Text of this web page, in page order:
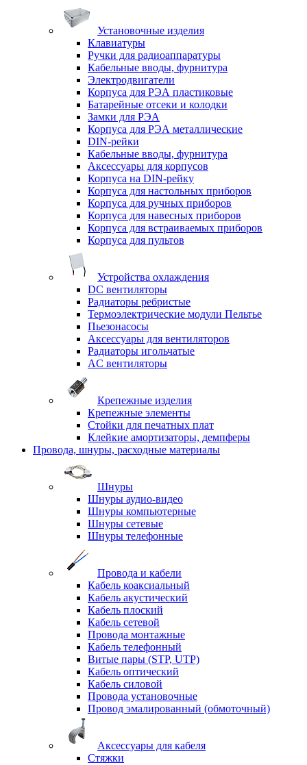
Установочные изделия
Клавиатуры
Ручки для радиоаппаратуры
Кабельные вводы, фурнитура
Электродвигатели
Корпуса для РЭА пластиковые
Батарейные отсеки и колодки
Замки для РЭА
Корпуса для РЭА металлические
DIN-рейки
Кабельные вводы, фурнитура
Аксессуары для корпусов
Корпуса на DIN-рейку
Корпуса для настольных приборов
Корпуса для ручных приборов
Корпуса для навесных приборов
Корпуса для встраиваемых приборов
Корпуса для пультов
Устройства охлаждения
DC вентиляторы
Радиаторы ребристые
Термоэлектрические модули Пельтье
Пьезонасосы
Аксессуары для вентиляторов
Радиаторы игольчатые
AC вентиляторы
Крепежные изделия
Крепежные элементы
Стойки для печатных плат
Клейкие амортизаторы, демпферы
Провода, шнуры, расходные материалы
Шнуры
Шнуры аудио-видео
Шнуры компьютерные
Шнуры сетевые
Шнуры телефонные
Провода и кабели
Кабель коаксиальный
Кабель акустический
Кабель плоский
Кабель сетевой
Провода монтажные
Кабель телефонный
Витые пары (STP, UTP)
Кабель оптический
Кабель силовой
Провода установочные
Провод эмалированный (обмоточный)
Аксессуары для кабеля
Стяжки